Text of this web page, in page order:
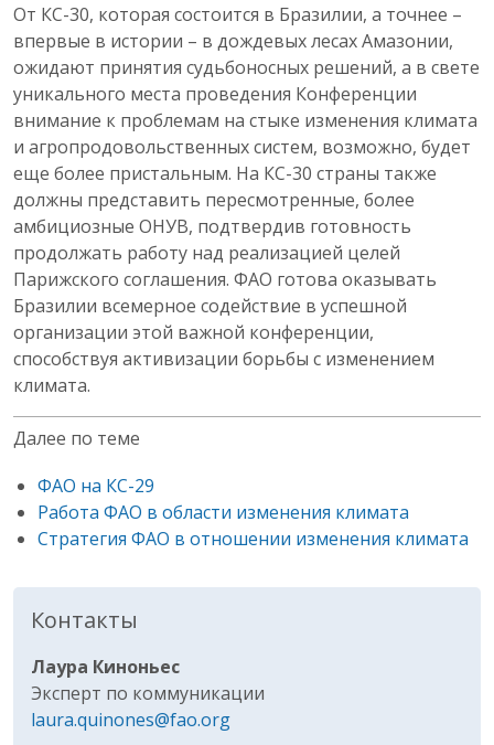
От КС-30, которая состоится в Бразилии, а точнее –
впервые в истории – в дождевых лесах Амазонии,
ожидают принятия судьбоносных решений, а в свете
уникального места проведения Конференции
внимание к проблемам на стыке изменения климата
и агропродовольственных систем, возможно, будет
еще более пристальным. На КС-30 страны также
должны представить пересмотренные, более
амбициозные ОНУВ, подтвердив готовность
продолжать работу над реализацией целей
Парижского соглашения. ФАО готова оказывать
Бразилии всемерное содействие в успешной
организации этой важной конференции,
способствуя активизации борьбы с изменением
климата.
Далее по теме
ФАО на КС-29
Работа ФАО в области изменения климата
Стратегия ФАО в отношении изменения климата
Контакты
Лаура Киноньес
Эксперт по коммуникации
laura.quinones@fao.org